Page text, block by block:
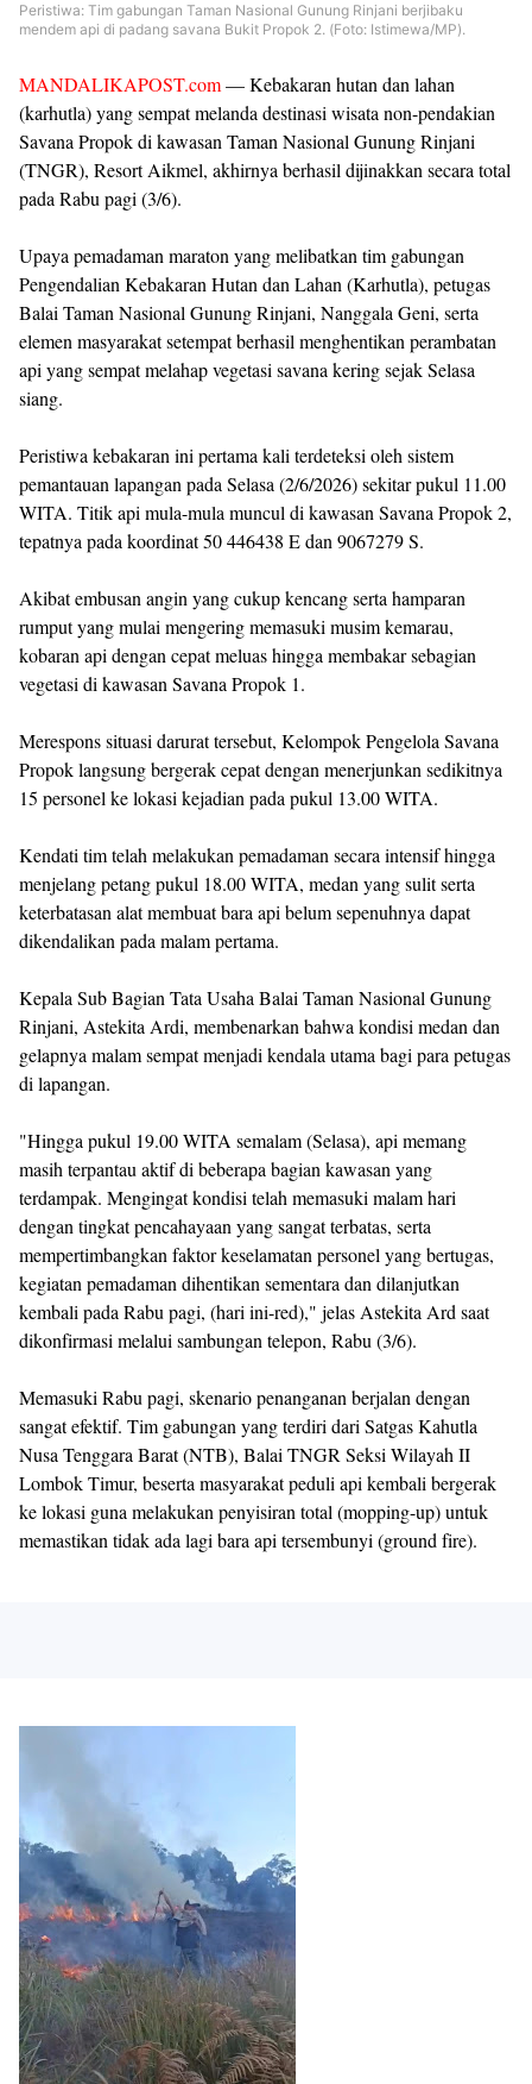
Peristiwa: Tim gabungan Taman Nasional Gunung Rinjani berjibaku
mendem api di padang savana Bukit Propok 2. (Foto: Istimewa/MP).
MANDALIKAPOST.com— Kebakaran hutan dan lahan
(karhutla) yang sempat melanda destinasi wisata non-pendakian
Savana Propok di kawasan Taman Nasional Gunung Rinjani
(TNGR), Resort Aikmel, akhirnya berhasil dijinakkan secara total
pada Rabu pagi (3/6).
Upaya pemadaman maraton yang melibatkan tim gabungan
Pengendalian Kebakaran Hutan dan Lahan (Karhutla), petugas
Balai Taman Nasional Gunung Rinjani, Nanggala Geni, serta
elemen masyarakat setempat berhasil menghentikan perambatan
api yang sempat melahap vegetasi savana kering sejak Selasa
siang.
Peristiwa kebakaran ini pertama kali terdeteksi oleh sistem
pemantauan lapangan pada Selasa (2/6/2026) sekitar pukul 11.00
WITA. Titik api mula-mula muncul di kawasan Savana Propok 2,
tepatnya pada koordinat 50 446438 E dan 9067279 S.
Akibat embusan angin yang cukup kencang serta hamparan
rumput yang mulai mengering memasuki musim kemarau,
kobaran api dengan cepat meluas hingga membakar sebagian
vegetasi di kawasan Savana Propok 1.
Merespons situasi darurat tersebut, Kelompok Pengelola Savana
Propok langsung bergerak cepat dengan menerjunkan sedikitnya
15 personel ke lokasi kejadian pada pukul 13.00 WITA.
Kendati tim telah melakukan pemadaman secara intensif hingga
menjelang petang pukul 18.00 WITA, medan yang sulit serta
keterbatasan alat membuat bara api belum sepenuhnya dapat
dikendalikan pada malam pertama.
Kepala Sub Bagian Tata Usaha Balai Taman Nasional Gunung
Rinjani, Astekita Ardi, membenarkan bahwa kondisi medan dan
gelapnya malam sempat menjadi kendala utama bagi para petugas
di lapangan.
"Hingga pukul 19.00 WITA semalam (Selasa), api memang
masih terpantau aktif di beberapa bagian kawasan yang
terdampak. Mengingat kondisi telah memasuki malam hari
dengan tingkat pencahayaan yang sangat terbatas, serta
mempertimbangkan faktor keselamatan personel yang bertugas,
kegiatan pemadaman dihentikan sementara dan dilanjutkan
kembali pada Rabu pagi, (hari ini-red)," jelas Astekita Ard saat
dikonfirmasi melalui sambungan telepon, Rabu (3/6).
Memasuki Rabu pagi, skenario penanganan berjalan dengan
sangat efektif. Tim gabungan yang terdiri dari Satgas Kahutla
Nusa Tenggara Barat (NTB), Balai TNGR Seksi Wilayah II
Lombok Timur, beserta masyarakat peduli api kembali bergerak
ke lokasi guna melakukan penyisiran total (mopping-up) untuk
memastikan tidak ada lagi bara api tersembunyi (ground fire).